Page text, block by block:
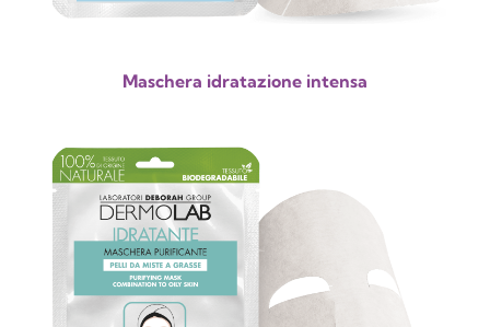
Maschera idratazione intensa